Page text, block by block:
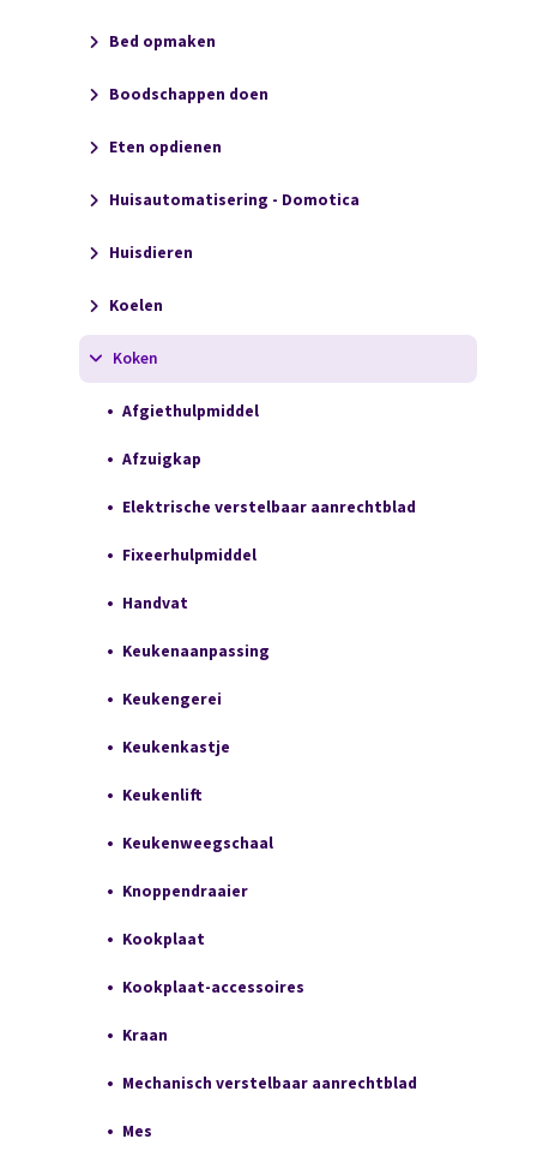
Bed opmaken
Boodschappen doen
Eten opdienen
Huisautomatisering - Domotica
Huisdieren
Koelen
Koken
Afgiethulpmiddel
Afzuigkap
Elektrische verstelbaar aanrechtblad
Fixeerhulpmiddel
Handvat
Keukenaanpassing
Keukengerei
Keukenkastje
Keukenlift
Keukenweegschaal
Knoppendraaier
Kookplaat
Kookplaat-accessoires
Kraan
Mechanisch verstelbaar aanrechtblad
Mes